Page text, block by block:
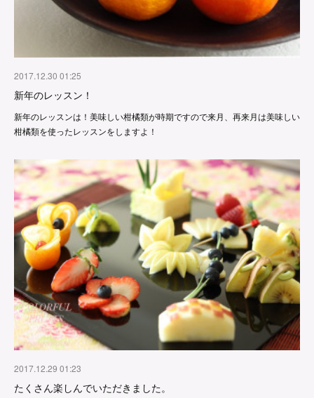
2017.12.30 01:25
新年のレッスン！
新年のレッスンは！美味しい柑橘類が時期ですので来月、再来月は美味しい
柑橘類を使ったレッスンをしますよ！
2017.12.29 01:23
たくさん楽しんでいただきました。